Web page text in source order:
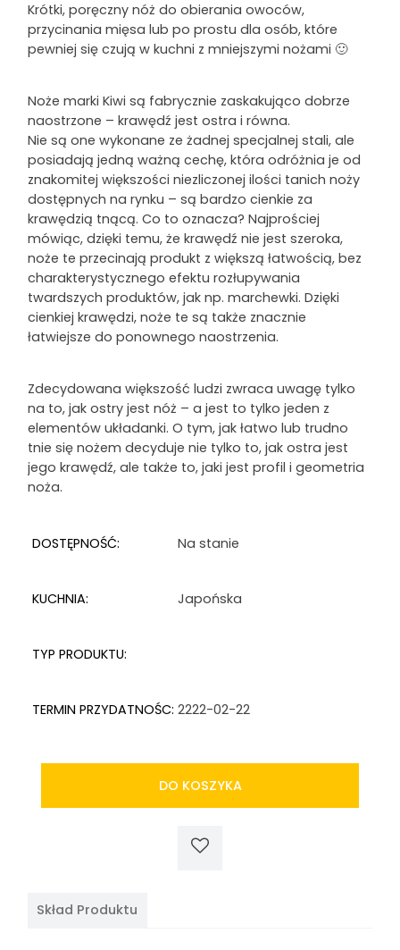
Krótki, poręczny nóż do obierania owoców,
przycinania mięsa lub po prostu dla osób, które
pewniej się czują w kuchni z mniejszymi nożami 🙂
Noże marki Kiwi są fabrycznie zaskakująco dobrze
naostrzone – krawędź jest ostra i równa.
Nie są one wykonane ze żadnej specjalnej stali, ale
posiadają jedną ważną cechę, która odróżnia je od
znakomitej większości niezliczonej ilości tanich noży
dostępnych na rynku – są bardzo cienkie za
krawędzią tnącą. Co to oznacza? Najprościej
mówiąc, dzięki temu, że krawędź nie jest szeroka,
noże te przecinają produkt z większą łatwością, bez
charakterystycznego efektu rozłupywania
twardszych produktów, jak np. marchewki. Dzięki
cienkiej krawędzi, noże te są także znacznie
łatwiejsze do ponownego naostrzenia.
Zdecydowana większość ludzi zwraca uwagę tylko
na to, jak ostry jest nóż – a jest to tylko jeden z
elementów układanki. O tym, jak łatwo lub trudno
tnie się nożem decyduje nie tylko to, jak ostra jest
jego krawędź, ale także to, jaki jest profil i geometria
noża.
DOSTĘPNOŚĆ: Na stanie
KUCHNIA: Japońska
TYP PRODUKTU:
TERMIN PRZYDATNOŚC: 2222-02-22
DO KOSZYKA
Skład Produktu